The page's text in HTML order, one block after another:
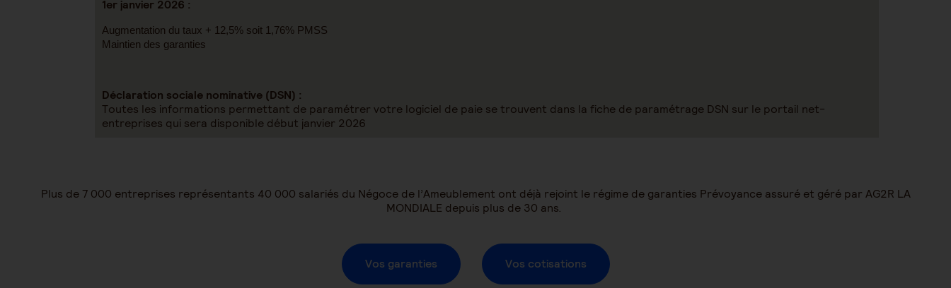
1er janvier 2026 :
Augmentation du taux + 12,5% soit 1,76% PMSS
Maintien des garanties
Déclaration sociale nominative (DSN) :
Toutes les informations permettant de paramétrer votre logiciel de paie se trouvent dans la fiche de paramétrage DSN sur le portail net-
entreprises qui sera disponible début janvier 2026
Plus de 7 000 entreprises représentants 40 000 salariés du Négoce de l’Ameublement ont déjà rejoint le régime de garanties Prévoyance assuré et géré par AG2R LA
MONDIALE depuis plus de 30 ans.
Vos garanties Vos cotisations